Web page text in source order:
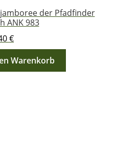
der Pfadfinder
ANK 983
€
Warenkorb